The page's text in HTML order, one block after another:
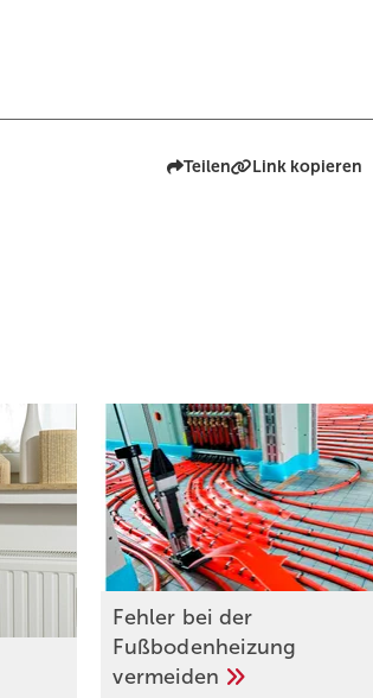
Teilen Link kopieren
Fehler bei der
Fußbodenheizung
vermeiden